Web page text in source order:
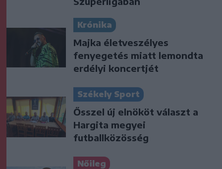
Krónika
Majka életveszélyes
fenyegetés miatt lemondta
erdélyi koncertjét
Székely Sport
Ősszel új elnököt választ a
Hargita megyei
futballközösség
Nőileg